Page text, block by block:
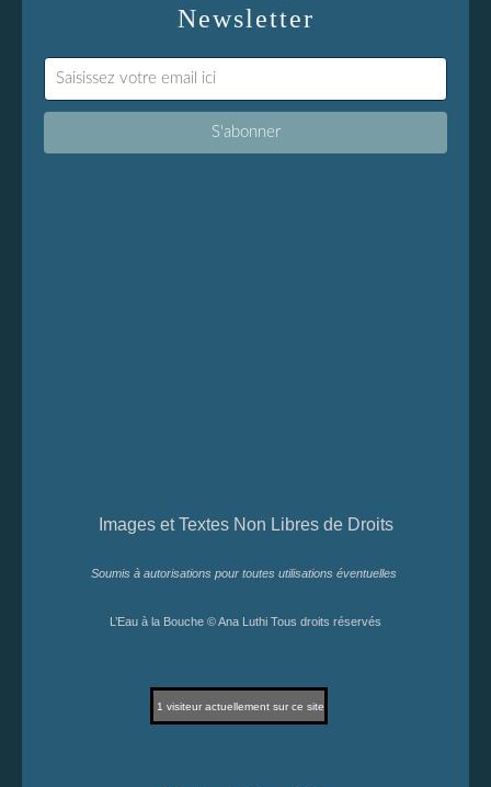
Newsletter
Images et Textes Non Libres de Droits
Soumis à autorisations pour toutes utilisations éventuelles
L’Eau à la Bouche © Ana Luthi Tous droits réservés
1 visiteur actuellement sur ce site